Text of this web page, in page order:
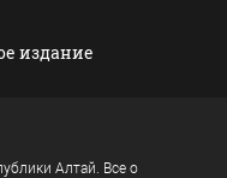
издание
Алтай. Все о